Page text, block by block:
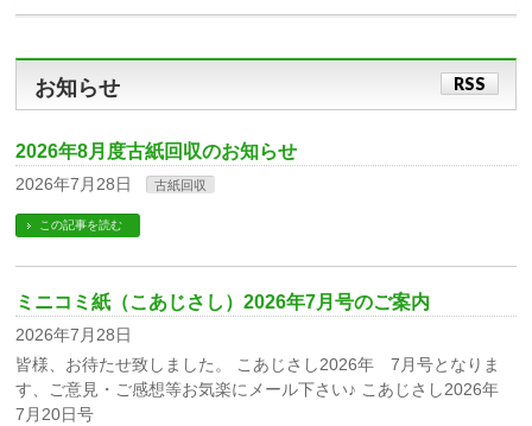
お知らせ RSS
2026年8月度古紙回収のお知らせ
2026年7月28日 古紙回収
この記事を読む
ミニコミ紙（こあじさし）2026年7月号のご案内
2026年7月28日
皆様、お待たせ致しました。 こあじさし2026年 7月号となりま
す、ご意見・ご感想等お気楽にメール下さい♪ こあじさし2026年
7月20日号